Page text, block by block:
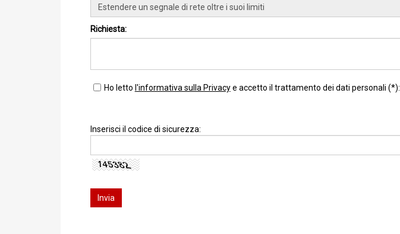
Richiesta:
Ho letto l'informativa sulla Privacye accetto il trattamento dei dati personali (*):
Inserisci il codice di sicurezza: